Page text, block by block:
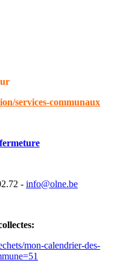
services-communaux
- info@olne.be
mon-calendrier-des-